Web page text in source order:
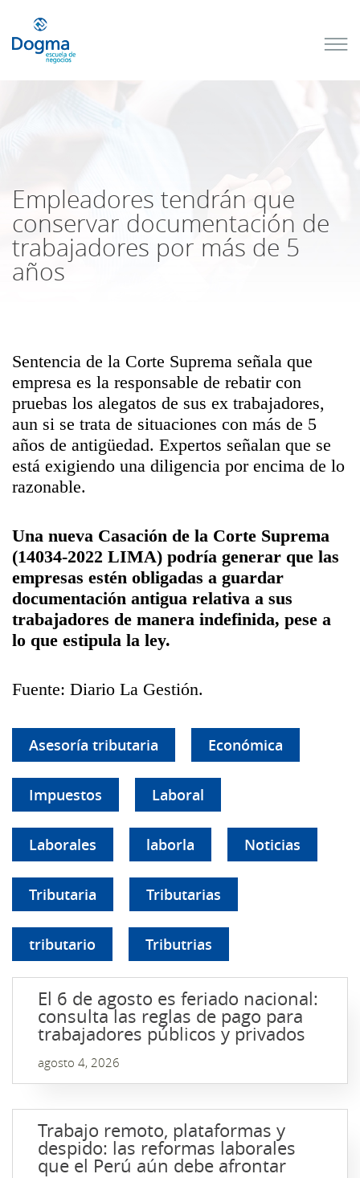
Empleadores tendrán que
conservar documentación de
trabajadores por más de 5
años
Sentencia de la Corte Suprema señala que
empresa es la responsable de rebatir con
pruebas los alegatos de sus ex trabajadores,
aun si se trata de situaciones con más de 5
años de antigüedad. Expertos señalan que se
está exigiendo una diligencia por encima de lo
razonable.
Una nueva Casación de la Corte Suprema
(14034-2022 LIMA) podría generar que las
empresas estén obligadas a guardar
documentación antigua relativa a sus
trabajadores de manera indefinida, pese a
lo que estipula la ley.
Fuente: Diario La Gestión.
Asesoría tributaria Económica
Impuestos Laboral
Laborales laborla Noticias
Tributaria Tributarias
tributario Tributrias
El 6 de agosto es feriado nacional:
consulta las reglas de pago para
trabajadores públicos y privados
agosto 4, 2026
Trabajo remoto, plataformas y
despido: las reformas laborales
que el Perú aún debe afrontar
próximos
Más Cursos